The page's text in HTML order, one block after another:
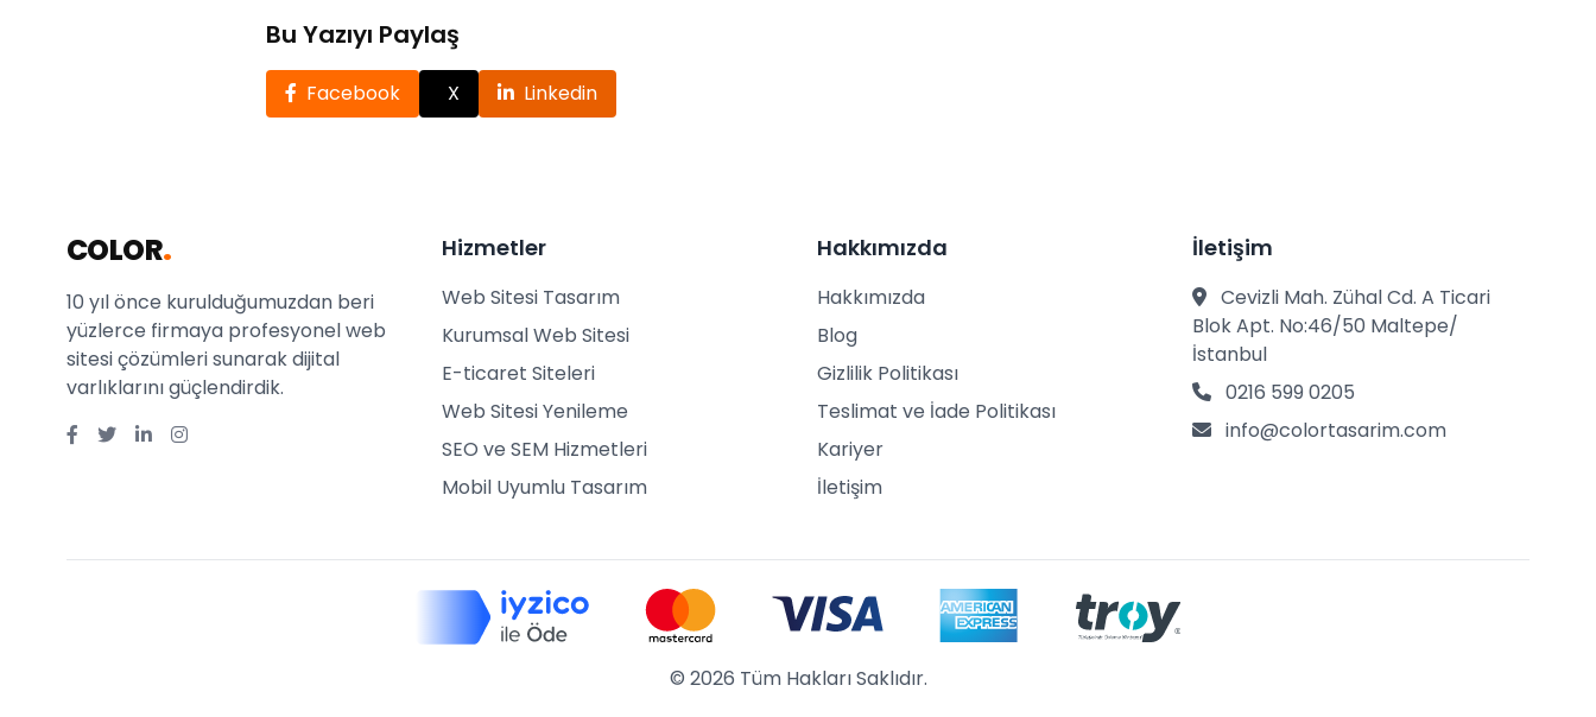
Bu Yazıyı Paylaş
Facebook X Linkedin
COLOR.
10 yıl önce kurulduğumuzdan beri
yüzlerce firmaya profesyonel web
sitesi çözümleri sunarak dijital
varlıklarını güçlendirdik.
Hizmetler
Web Sitesi Tasarım
Kurumsal Web Sitesi
E-ticaret Siteleri
Web Sitesi Yenileme
SEO ve SEM Hizmetleri
Mobil Uyumlu Tasarım
Hakkımızda
Hakkımızda
Blog
Gizlilik Politikası
Teslimat ve İade Politikası
Kariyer
İletişim
İletişim
Cevizli Mah. Zühal Cd. A Ticari
Blok Apt. No:46/50 Maltepe/
İstanbul
0216 599 0205
info@colortasarim.com
© 2026 Tüm Hakları Saklıdır.